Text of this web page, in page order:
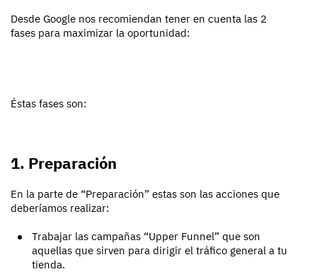
Desde Google nos recomiendan tener en cuenta las 2
fases para maximizar la oportunidad:
Éstas fases son:
1. Preparación
En la parte de “Preparación” estas son las acciones que
deberíamos realizar:
Trabajar las campañas “Upper Funnel” que son
aquellas que sirven para dirigir el tráfico general a tu
tienda.